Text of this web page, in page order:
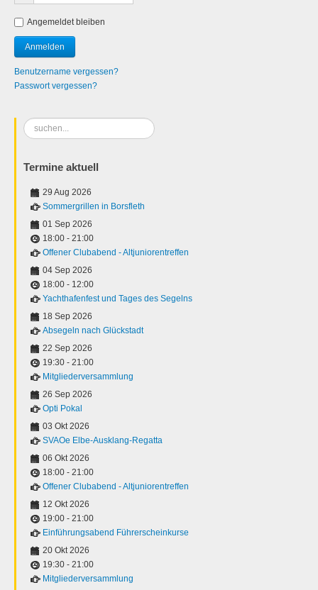
Angemeldet bleiben
Benutzername vergessen?
Passwort vergessen?
Suchen
...
Termine aktuell
29 Aug 2026
Sommergrillen in Borsfleth
01 Sep 2026
18:00 - 21:00
Offener Clubabend - Altjuniorentreffen
04 Sep 2026
18:00 - 12:00
Yachthafenfest und Tages des Segelns
18 Sep 2026
Absegeln nach Glückstadt
22 Sep 2026
19:30 - 21:00
Mitgliederversammlung
26 Sep 2026
Opti Pokal
03 Okt 2026
SVAOe Elbe-Ausklang-Regatta
06 Okt 2026
18:00 - 21:00
Offener Clubabend - Altjuniorentreffen
12 Okt 2026
19:00 - 21:00
Einführungsabend Führerscheinkurse
20 Okt 2026
19:30 - 21:00
Mitgliederversammlung